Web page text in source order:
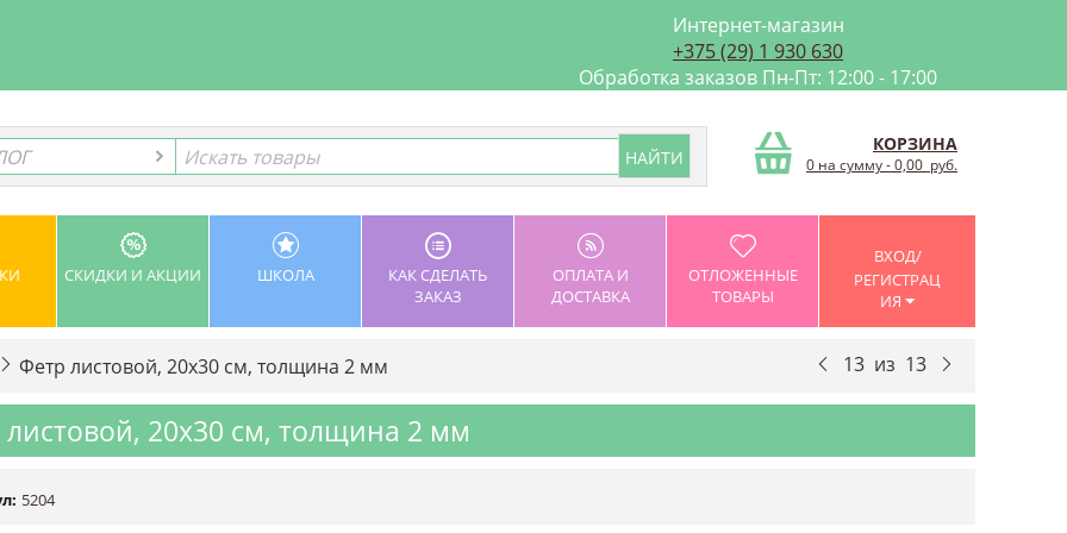
Интернет-магазин
+375 (29) 1 930 630
Обработка заказов Пн-Пт: 12:00 - 17:00
КОРЗИНА
0 на сумму-0,00 руб.
СКИДКИ И АКЦИИ ШКОЛА
КАК СДЕЛАТЬ
ЗАКАЗ
ОПЛАТА И
ДОСТАВКА
ОТЛОЖЕННЫЕ
ТОВАРЫ
ВХОД/
РЕГИСТРАЦ
ИЯ
Фетр листовой, 20х30 см, толщина 2 мм 13 из 13
20х30 см, толщина 2 мм
5204